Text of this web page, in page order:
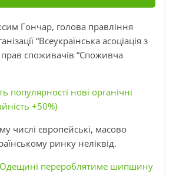
Гончар, голова правління
“Всеукраїнська асоціація з
споживачів “Споживча
популярності нові органічні
+50%)
числі європейські, масово
ринку неліквід.
перероблятиме шипшину